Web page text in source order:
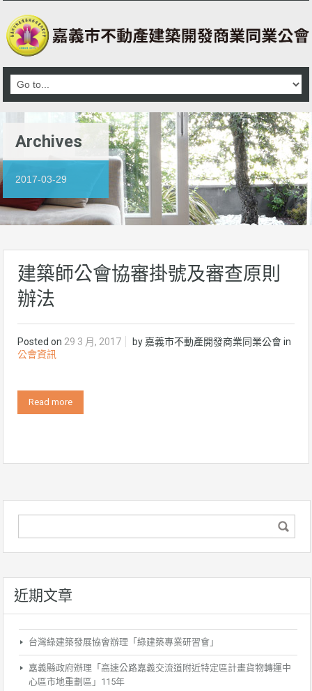
Archives
2017-03-29
建築師公會協審掛號及審查原則
辦法
Posted on 29 3 月, 2017 by 嘉義市不動產開發商業同業公會in
公會資訊
Read more
近期文章
台灣綠建築發展協會辦理「綠建築專業研習會」
嘉義縣政府辦理「高速公路嘉義交流道附近特定區計畫貨物轉運中
心區市地重劃區」115年